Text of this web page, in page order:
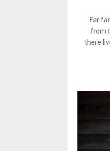
Far
from
there